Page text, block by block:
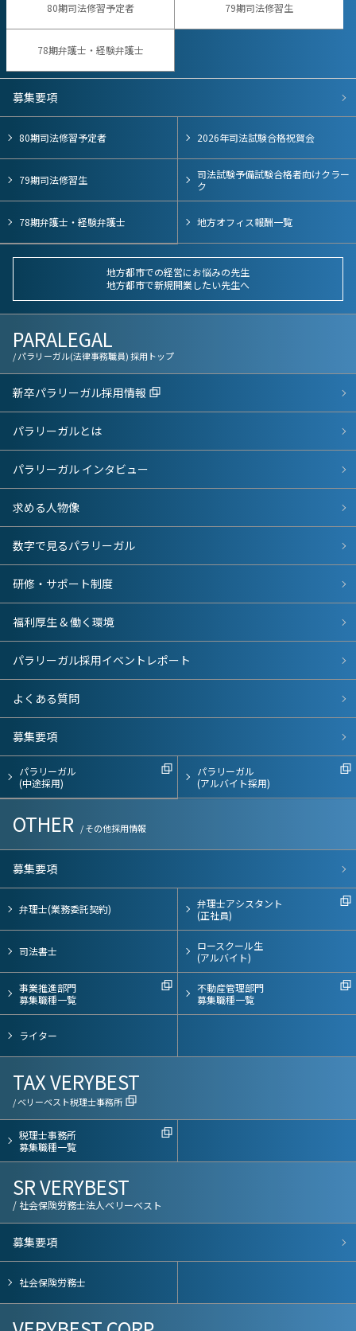
80期司法修習予定者 79期司法修習生
78期弁護士・経験弁護士
募集要項
80期司法修習予定者 2026年司法試験合格祝賀会
79期司法修習生
司法試験予備試験合格者向けクラー
ク
78期弁護士・経験弁護士 地方オフィス報酬一覧
地方都市での経営にお悩みの先生
地方都市で新規開業したい先生へ
PARALEGAL
/ パラリーガル(法律事務職員) 採用トップ
新卒パラリーガル採用情報
パラリーガルとは
パラリーガル インタビュー
求める人物像
数字で見るパラリーガル
研修・サポート制度
福利厚生 & 働く環境
パラリーガル採用イベントレポート
よくある質問
募集要項
パラリーガル
(中途採用)
パラリーガル
(アルバイト採用)
OTHER / その他採用情報
募集要項
弁理士(業務委託契約)
弁理士アシスタント
(正社員)
司法書士
ロースクール生
(アルバイト)
事業推進部門
募集職種一覧
不動産管理部門
募集職種一覧
ライター
TAX VERYBEST
/ べリーベスト税理士事務所
税理士事務所
募集職種一覧
SR VERYBEST
/ 社会保険労務士法人ベリーベスト
募集要項
社会保険労務士